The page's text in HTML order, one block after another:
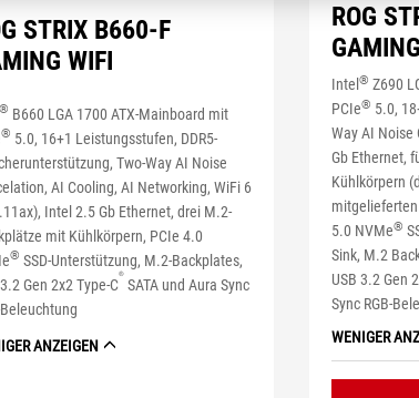
STRIX B660-F
WIFI
B660 LGA 1700 ATX-Mainboard mit
® 5.0, 16+1 Leistungsstufen, DDR5-
Two-Way AI Noise
AI Cooling, AI Networking, WiFi 6
Intel 2.5 Gb Ethernet, drei M.2-
mit Kühlkörpern, PCIe 4.0
® SSD-Unterstützung, M.2-Backplates,
Gen 2x2 Type-C
®
SATA und Aura Sync
Beleuchtung
ANZEIGEN
ROG
Intel ® Z690
PCIe® 5.0,
Way AI Noise
Gb Ethernet,
Kühlkörpern
mitgelieferten
5.0 NVMe®
Sink, M.2
USB 3.2 Gen
Sync RGB-
WENIGER